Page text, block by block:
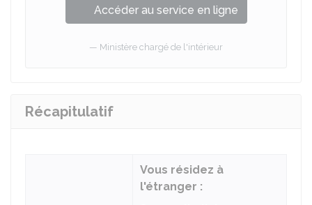
Accéder au service en ligne
Ministère chargé de l'intérieur
Récapitulatif
Vous résidez à
l'étranger :